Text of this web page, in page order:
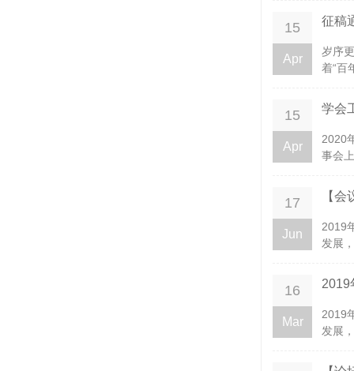
15
Apr
征稿
岁序
着“百
15
Apr
学会
2020
事会
17
Jun
【
2019
发展
16
Mar
2019
2019
发展